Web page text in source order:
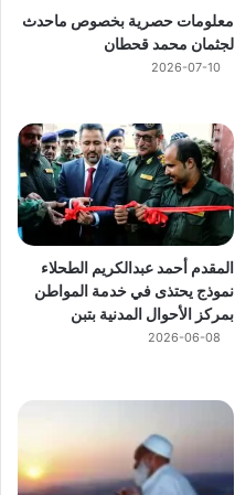
معلومات حصرية بخصوص ماحدث
لجثمان محمد قحطان
2026-07-10
المقدم أحمد عبدالكريم الطحلاء
نموذج يحتذى في خدمة المواطن
بمركز الأحوال المدنية بتبن
2026-06-08